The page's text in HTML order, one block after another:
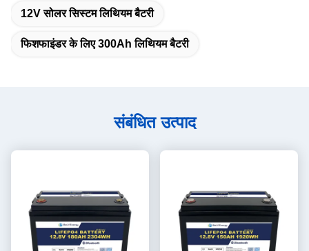
12V सोलर सिस्टम लिथियम बैटरी
फिशफाइंडर के लिए 300Ah लिथियम बैटरी
संबंधित उत्पाद